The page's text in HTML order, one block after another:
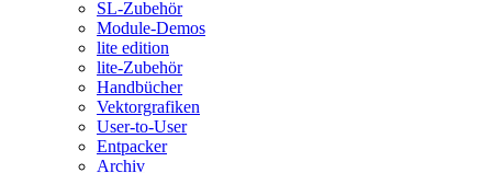
SL-Zubehör
Module-Demos
lite edition
lite-Zubehör
Handbücher
Vektorgrafiken
User-to-User
Entpacker
Archiv